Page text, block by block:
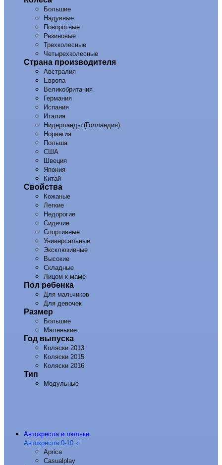
Большие
Надувные
Поворотные
Резиновые
Трехколесные
Четырехколесные
Страна производителя
Австралия
Европа
Великобритания
Германия
Испания
Италия
Нидерланды (Голландия)
Норвегия
Польша
США
Швеция
Япония
Китай
Свойства
Кожаные
Легкие
Недорогие
Сидячие
Спортивные
Универсальные
Эксклюзивные
Высокие
Складные
Лицом к маме
Пол ребенка
Для мальчиков
Для девочек
Размер
Большие
Маленькие
Год выпуска
Коляски 2013
Коляски 2015
Коляски 2016
Тип
Модульные
Автокресла и люльки
Автокресла 0-10 кг
Aprica
Casualplay